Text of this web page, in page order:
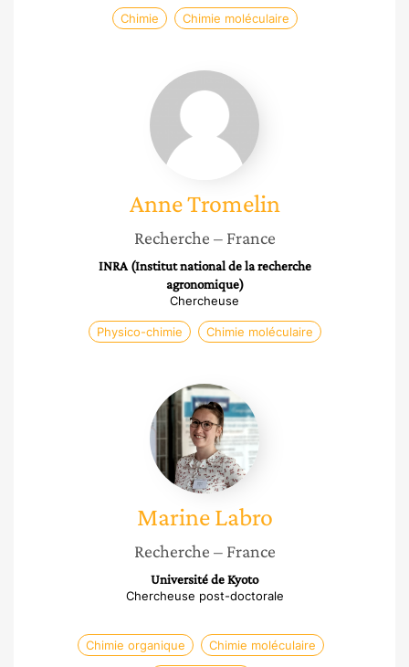
Chimie Chimie moléculaire
Anne
Tromelin
AnneTromelin
Recherche – France
INRA (Institut national de la recherche
agronomique)
Chercheuse
Physico-chimie Chimie moléculaire
Marine
Labro
Marine Labro
Recherche – France
Université de Kyoto
Chercheuse post-doctorale
Chimie organique Chimie moléculaire